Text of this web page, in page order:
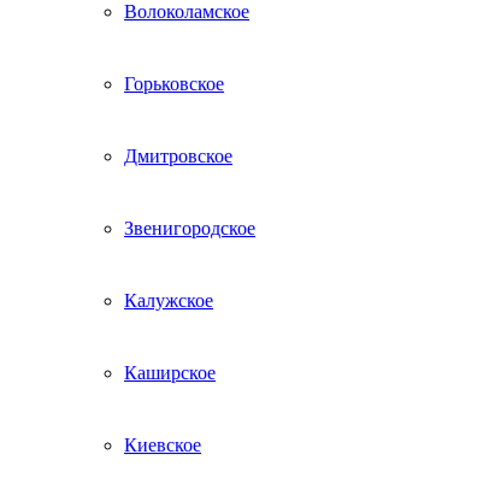
Волоколамское
Горьковское
Дмитровское
Звенигородское
Калужское
Каширское
Киевское